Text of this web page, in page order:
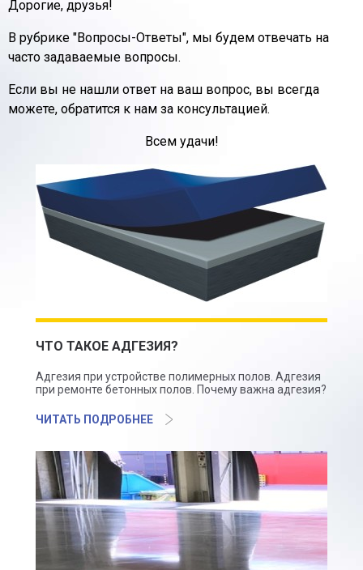
Дорогие, друзья!
В рубрике "Вопросы-Ответы", мы будем отвечать на
часто задаваемые вопросы.
Если вы не нашли ответ на ваш вопрос, вы всегда
можете, обратится к нам за консультацией.
Всем удачи!
ЧТО ТАКОЕ АДГЕЗИЯ?
Адгезия при устройстве полимерных полов. Адгезия
при ремонте бетонных полов. Почему важна адгезия?
ЧИТАТЬ ПОДРОБНЕЕ